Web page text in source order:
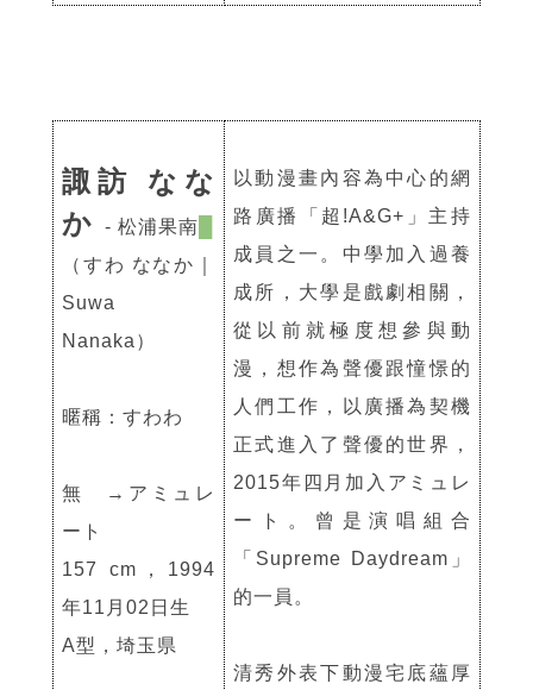
諏訪 なな
か
- 松浦果南
（すわ ななか｜
Suwa
Nanaka）
暱稱：すわわ
無 →アミュレ
ート
157 cm，1994
年11月02日生
A型，埼玉県
以動漫畫內容為中心的網
路廣播「超!A&G+」主持
成員之一。中學加入過養
成所，大學是戲劇相關，
從以前就極度想參與動
漫，想作為聲優跟憧憬的
人們工作，以廣播為契機
正式進入了聲優的世界，
2015年四月加入アミュレ
ート。曾是演唱組合
「Supreme Daydream」
的一員。
清秀外表下動漫宅底蘊厚